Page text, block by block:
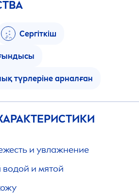
Сергіткіш
түрлеріне арналған
и увлажнение
водой и мятой